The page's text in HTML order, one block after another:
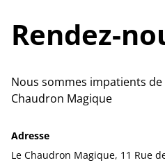
Rendez-
Nous sommes impatients
Chaudron Magique
Adresse
Le Chaudron Magique, 11 Rue